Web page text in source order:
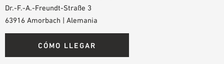
Dr.-F.-A.-Freundt-Straße 3
63916 Amorbach | Alemania
CÓMO LLEGAR